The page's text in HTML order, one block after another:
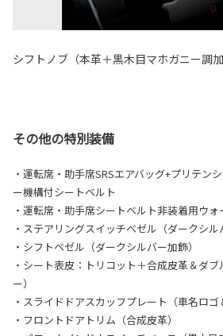
シフトノブ（本革＋黒木目マホガニー調加
その他の特別装備
・運転席・助手席SRSエアバッグ+プリテン
ー機構付シートベルト
・運転席・助手席シートベルト非装着用ウ
・ステアリングスイッチベゼル（ダークシル
・シフトベゼル（ダークシルバー加飾）
・シート表皮：トリコット＋合成皮革＆ダ
ー）
・スライドドアスカッフプレート（車名ロゴ
・フロントドアトリム（合成皮革）